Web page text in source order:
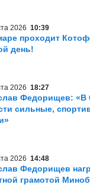
2026 10:39
проходит
день!
2026 18:27
Федорищев: «В
сильные,
2026 14:48
Федорищев
грамотой